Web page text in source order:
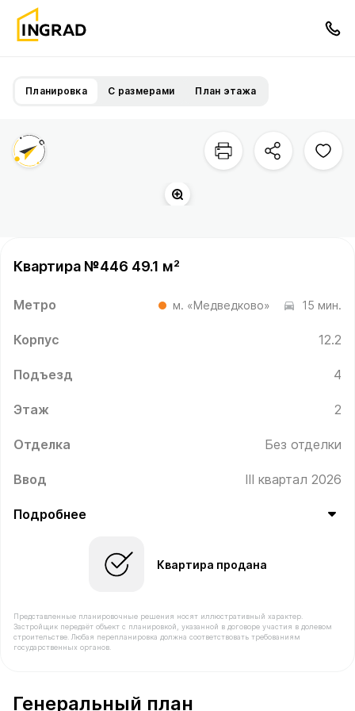
Планировка С размерами План этажа
Квартира №446 49.1 м²
Метро м. «Медведково» 15 мин.
Корпус 12.2
Подъезд 4
Этаж 2
Отделка Без отделки
Ввод III квартал 2026
Подробнее
Квартира продана
Представленные планировочные решения носят иллюстративный характер.
Застройщик передаёт объект с планировкой, указанной в договоре участия в долевом
строительстве. Любая перепланировка должна соответствовать требованиям
государственных органов.
Генеральный план